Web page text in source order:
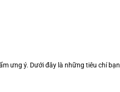
ưng ý. Dưới đây là những tiêu chí bạn